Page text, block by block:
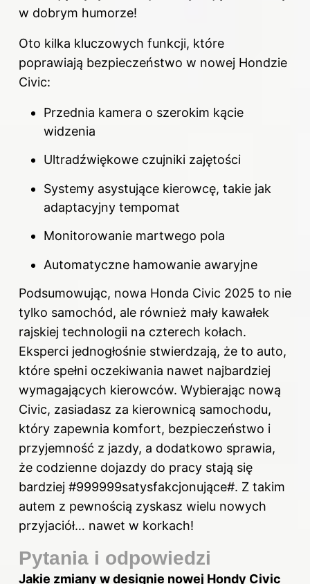
w dobrym humorze!
Oto kilka kluczowych funkcji, które
poprawiają bezpieczeństwo w nowej Hondzie
Civic:
Przednia kamera o szerokim kącie
widzenia
Ultradźwiękowe czujniki zajętości
Systemy asystujące kierowcę, takie jak
adaptacyjny tempomat
Monitorowanie martwego pola
Automatyczne hamowanie awaryjne
Podsumowując, nowa Honda Civic 2025 to nie
tylko samochód, ale również mały kawałek
rajskiej technologii na czterech kołach.
Eksperci jednogłośnie stwierdzają, że to auto,
które spełni oczekiwania nawet najbardziej
wymagających kierowców. Wybierając nową
Civic, zasiadasz za kierownicą samochodu,
który zapewnia komfort, bezpieczeństwo i
przyjemność z jazdy, a dodatkowo sprawia,
że codzienne dojazdy do pracy stają się
bardziej #999999satysfakcjonujące#. Z takim
autem z pewnością zyskasz wielu nowych
przyjaciół… nawet w korkach!
Pytania i odpowiedzi
Jakie zmiany w designie nowej Hondy Civic